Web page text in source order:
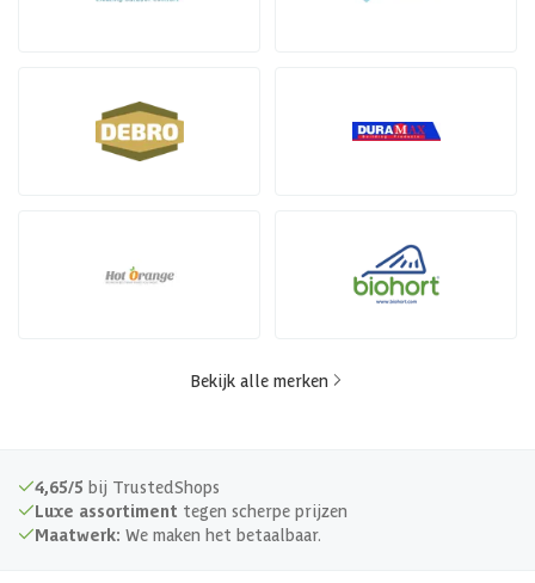
Bekijk alle merken
4,65/5 bij TrustedShops
Luxe assortiment tegen scherpe prijzen
Maatwerk: We maken het betaalbaar.